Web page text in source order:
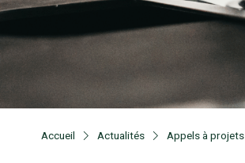
Accueil Actualités Appels à projets